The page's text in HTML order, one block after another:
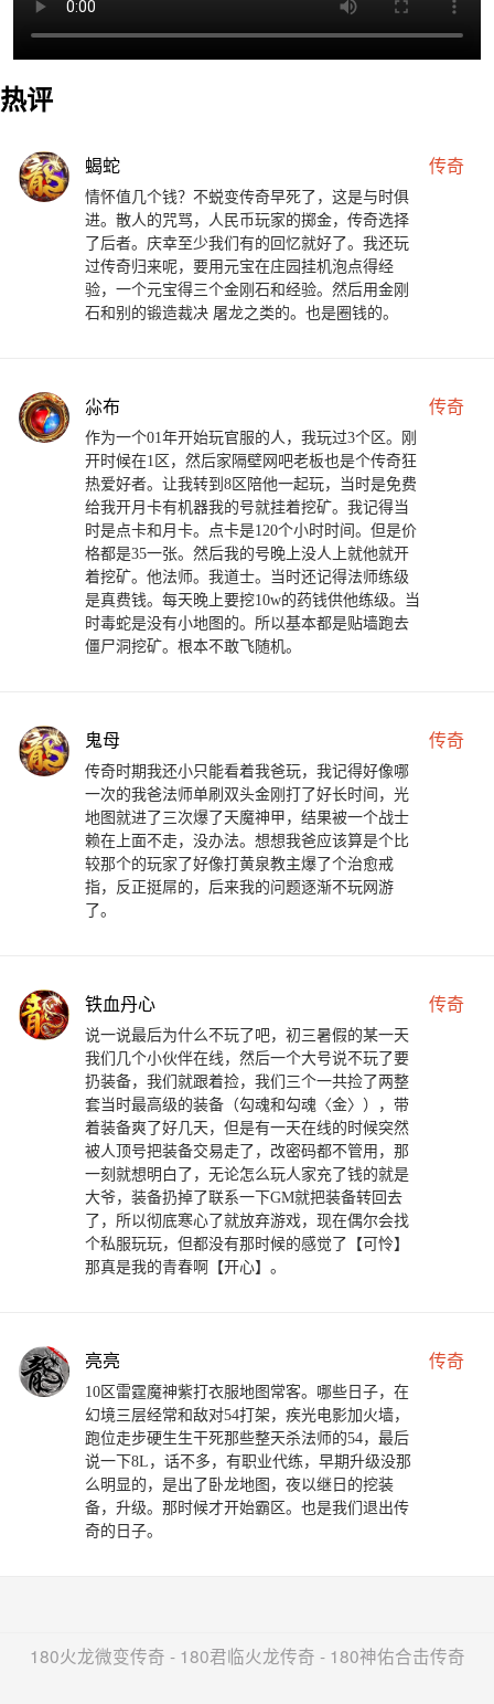
热评
蝎蛇 传奇
情怀值几个钱？不蜕变传奇早死了，这是与时俱
进。散人的咒骂，人民币玩家的掷金，传奇选择
了后者。庆幸至少我们有的回忆就好了。我还玩
过传奇归来呢，要用元宝在庄园挂机泡点得经
验，一个元宝得三个金刚石和经验。然后用金刚
石和别的锻造裁决 屠龙之类的。也是圈钱的。
尛布 传奇
作为一个01年开始玩官服的人，我玩过3个区。刚
开时候在1区，然后家隔壁网吧老板也是个传奇狂
热爱好者。让我转到8区陪他一起玩，当时是免费
给我开月卡有机器我的号就挂着挖矿。我记得当
时是点卡和月卡。点卡是120个小时时间。但是价
格都是35一张。然后我的号晚上没人上就他就开
着挖矿。他法师。我道士。当时还记得法师练级
是真费钱。每天晚上要挖10w的药钱供他练级。当
时毒蛇是没有小地图的。所以基本都是贴墙跑去
僵尸洞挖矿。根本不敢飞随机。
鬼母 传奇
传奇时期我还小只能看着我爸玩，我记得好像哪
一次的我爸法师单刷双头金刚打了好长时间，光
地图就进了三次爆了天魔神甲，结果被一个战士
赖在上面不走，没办法。想想我爸应该算是个比
较那个的玩家了好像打黄泉教主爆了个治愈戒
指，反正挺屌的，后来我的问题逐渐不玩网游
了。
铁血丹心 传奇
说一说最后为什么不玩了吧，初三暑假的某一天
我们几个小伙伴在线，然后一个大号说不玩了要
扔装备，我们就跟着捡，我们三个一共捡了两整
套当时最高级的装备（勾魂和勾魂〈金〉），带
着装备爽了好几天，但是有一天在线的时候突然
被人顶号把装备交易走了，改密码都不管用，那
一刻就想明白了，无论怎么玩人家充了钱的就是
大爷，装备扔掉了联系一下GM就把装备转回去
了，所以彻底寒心了就放弃游戏，现在偶尔会找
个私服玩玩，但都没有那时候的感觉了【可怜】
那真是我的青春啊【开心】。
亮亮 传奇
10区雷霆魔神紫打衣服地图常客。哪些日子，在
幻境三层经常和敌对54打架，疾光电影加火墙，
跑位走步硬生生干死那些整天杀法师的54，最后
说一下8L，话不多，有职业代练，早期升级没那
么明显的，是出了卧龙地图，夜以继日的挖装
备，升级。那时候才开始霸区。也是我们退出传
奇的日子。
180火龙微变传奇 - 180君临火龙传奇 - 180神佑合击传奇